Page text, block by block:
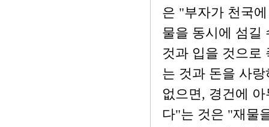
은 "부자가 천국
물을 동시에 섬길
것과 입을 것으로
는 것과 돈을 사
없으면, 경건에
다"는 것은 "재물